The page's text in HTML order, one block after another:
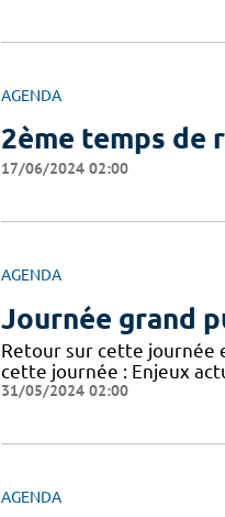
AGENDA
2ème temps de
17/06/2024 02:00
AGENDA
Journée grand
Retour sur cette journée
cette journée : Enjeux
31/05/2024 02:00
AGENDA